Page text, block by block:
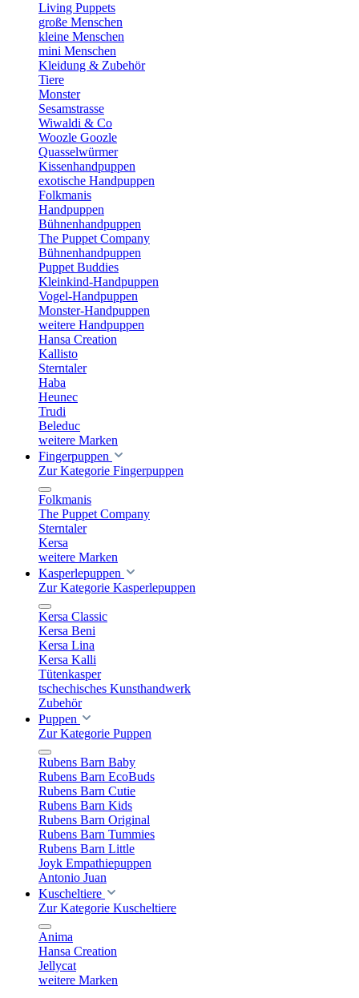
Living Puppets
große Menschen
kleine Menschen
mini Menschen
Kleidung & Zubehör
Tiere
Monster
Sesamstrasse
Wiwaldi & Co
Woozle Goozle
Quasselwürmer
Kissenhandpuppen
exotische Handpuppen
Folkmanis
Handpuppen
Bühnenhandpuppen
The Puppet Company
Bühnenhandpuppen
Puppet Buddies
Kleinkind-Handpuppen
Vogel-Handpuppen
Monster-Handpuppen
weitere Handpuppen
Hansa Creation
Kallisto
Sterntaler
Haba
Heunec
Trudi
Beleduc
weitere Marken
Fingerpuppen
Zur Kategorie Fingerpuppen
Folkmanis
The Puppet Company
Sterntaler
Kersa
weitere Marken
Kasperlepuppen
Zur Kategorie Kasperlepuppen
Kersa Classic
Kersa Beni
Kersa Lina
Kersa Kalli
Tütenkasper
tschechisches Kunsthandwerk
Zubehör
Puppen
Zur Kategorie Puppen
Rubens Barn Baby
Rubens Barn EcoBuds
Rubens Barn Cutie
Rubens Barn Kids
Rubens Barn Original
Rubens Barn Tummies
Rubens Barn Little
Joyk Empathiepuppen
Antonio Juan
Kuscheltiere
Zur Kategorie Kuscheltiere
Anima
Hansa Creation
Jellycat
weitere Marken